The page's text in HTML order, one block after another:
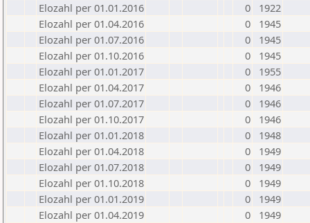
Elozahl per 01.01.2016
0
1922
Elozahl per 01.04.2016
0
1945
Elozahl per 01.07.2016
0
1945
Elozahl per 01.10.2016
0
1945
Elozahl per 01.01.2017
0
1955
Elozahl per 01.04.2017
0
1946
Elozahl per 01.07.2017
0
1946
Elozahl per 01.10.2017
0
1946
Elozahl per 01.01.2018
0
1948
Elozahl per 01.04.2018
0
1949
Elozahl per 01.07.2018
0
1949
Elozahl per 01.10.2018
0
1949
Elozahl per 01.01.2019
0
1949
Elozahl per 01.04.2019
0
1949